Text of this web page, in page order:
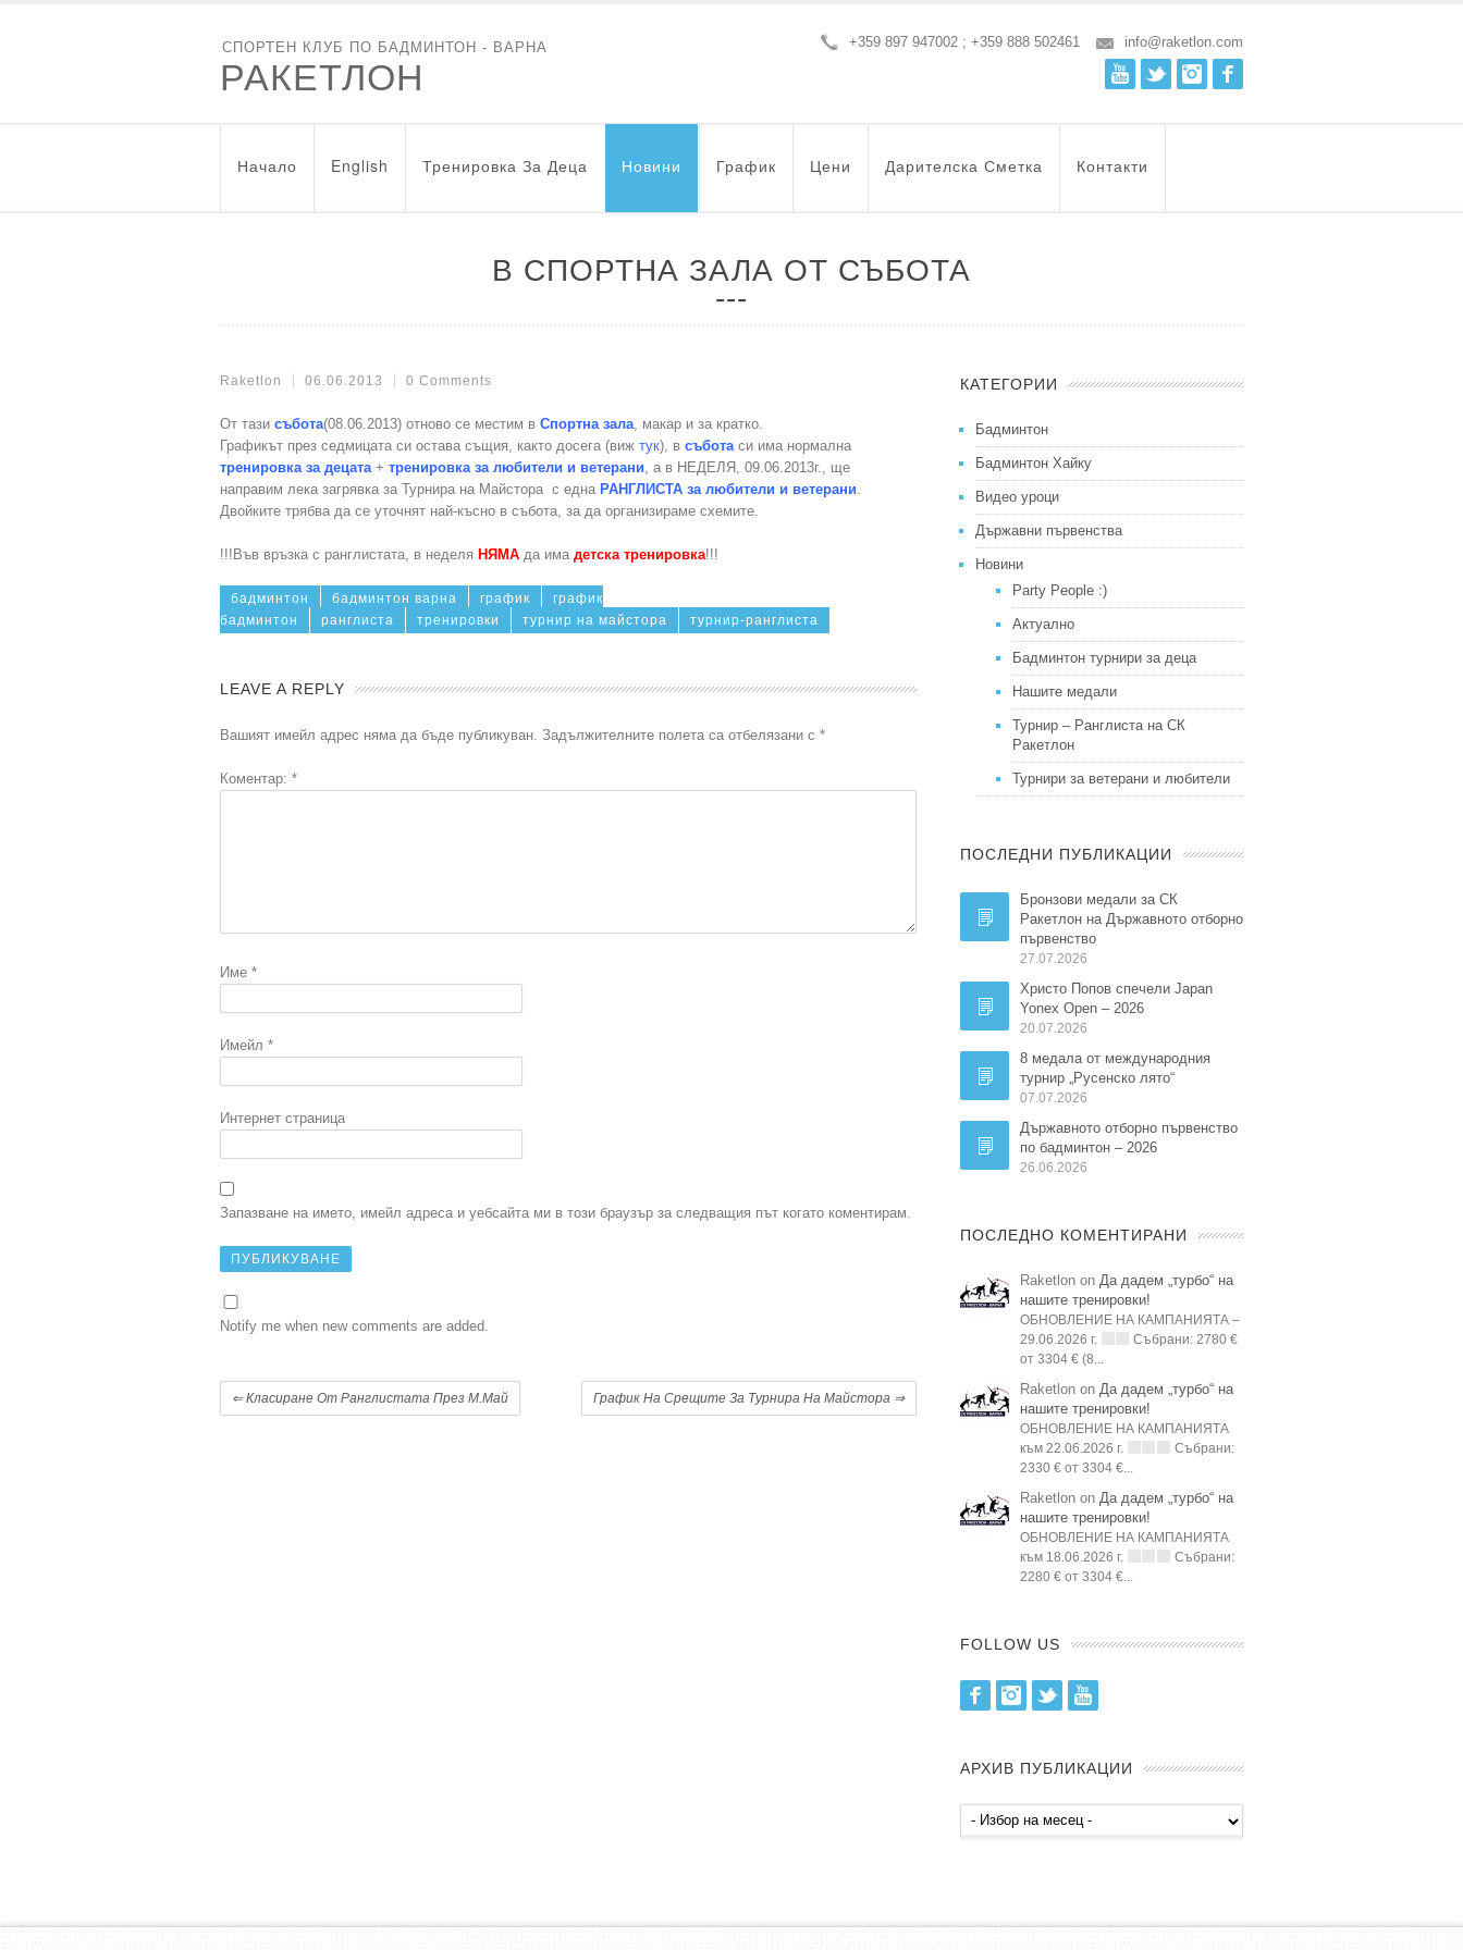
СПОРТЕН КЛУБ ПО БАДМИНТОН - ВАРНА
РАКЕТЛОН
+359 897 947002 ; +359 888 502461
info@raketlon.com
Instagram
Twitter
Youtube
Начало English Тренировка За Деца Новини График Цени Дарителска Сметка Контакти
В СПОРТНА ЗАЛА ОТ СЪБОТА
Raketlon 06.06.2013 0 Comments
От тази събота(08.06.2013) отново се местим в Спортна зала, макар и за кратко.
Графикът през седмицата си остава същия, както досега (виж тук), в съботаси има нормална
тренировка за децата+ тренировка за любители и ветерани, а в НЕДЕЛЯ, 09.06.2013г., ще
направим лека загрявка за Турнира на Майстора с една РАНГЛИСТА за любители и ветерани.
Двойките трябва да се уточнят най-късно в събота, за да организираме схемите.
!!!Във връзка с ранглистата, в неделя НЯМА да има детска тренировка!!!
бадминтон бадминтон варна график
график
бадминтон
ранглиста тренировки турнир на майстора турнир-ранглиста
LEAVE A REPLY
Вашият имейл адрес няма да бъде публикуван. Задължителните полета са отбелязани с *
Коментар: *
Име *
Имейл *
Интернет страница
Запазване на името, имейл адреса и уебсайта ми в този браузър за следващия път когато коментирам.
Notify me when new comments are added.
⇐Класиране От Ранглистата През М.май График На Срещите За Турнира На Майстора ⇒
КАТЕГОРИИ
Бадминтон
Бадминтон Хайку
Видео уроци
Държавни първенства
Новини
Party People :)
Актуално
Бадминтон турнири за деца
Нашите медали
Турнир – Ранглиста на СК
Ракетлон
Турнири за ветерани и любители
ПОСЛЕДНИ ПУБЛИКАЦИИ
Бронзови медали за СК
Ракетлон на Държавното отборно
първенство
27.07.2026
Христо Попов спечели Japan
Yonex Open – 2026
20.07.2026
8 медала от международния
турнир „Русенско лято“
07.07.2026
Държавното отборно първенство
по бадминтон – 2026
26.06.2026
ПОСЛЕДНО КОМЕНТИРАНИ
Raketlon on Да дадем „турбо“ на
нашите тренировки!
ОБНОВЛЕНИЕ НА КАМПАНИЯТА –
29.06.2026 г.
Събрани: 2780 €
от 3304 € (8...
Raketlon on Да дадем „турбо“ на
нашите тренировки!
ОБНОВЛЕНИЕ НА КАМПАНИЯТА
към 22.06.2026 г.
Събрани:
2330 € от 3304 €...
Raketlon on Да дадем „турбо“ на
нашите тренировки!
ОБНОВЛЕНИЕ НА КАМПАНИЯТА
към 18.06.2026 г.
Събрани:
2280 € от 3304 €...
FOLLOW US
FacebookInstagram
Twitter
АРХИВ ПУБЛИКАЦИИ
Архив
публикации